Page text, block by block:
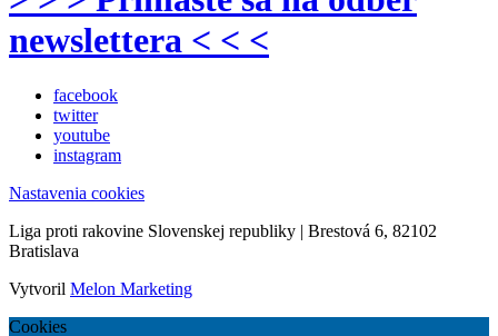
newslettera < < <
facebook
twitter
youtube
instagram
Nastavenia cookies
Liga proti rakovine Slovenskej republiky | Brestová 6, 82102
Bratislava
Vytvoril Melon Marketing
Cookies